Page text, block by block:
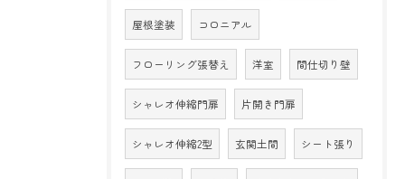
屋根塗装 コロニアル
フローリング張替え 洋室 間仕切り壁
シャレオ伸縮門扉 片開き門扉
シャレオ伸縮2型 玄関土間 シート張り